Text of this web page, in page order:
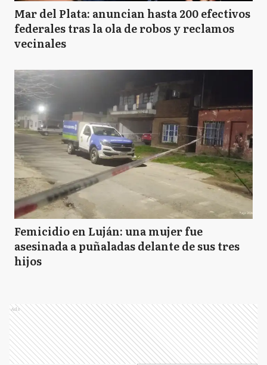
Mar del Plata: anuncian hasta 200 efectivos
federales tras la ola de robos y reclamos
vecinales
Femicidio en Luján: una mujer fue
asesinada a puñaladas delante de sus tres
hijos
Ads